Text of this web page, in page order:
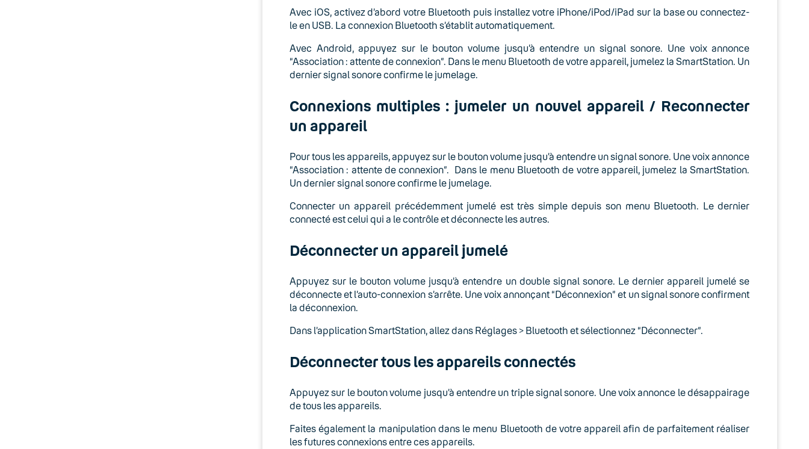
Avec iOS, activez d’abord votre Bluetooth puis installez votre iPhone/iPod/iPad sur la base ou connectez-
le en USB. La connexion Bluetooth s’établit automatiquement.
Avec Android, appuyez sur le bouton volume jusqu’à entendre un signal sonore. Une voix annonce
“Association : attente de connexion”. Dans le menu Bluetooth de votre appareil, jumelez la SmartStation. Un
dernier signal sonore confirme le jumelage.
Connexions multiples : jumeler un nouvel appareil / Reconnecter
un appareil
Pour tous les appareils, appuyez sur le bouton volume jusqu’à entendre un signal sonore. Une voix annonce
“Association : attente de connexion”. Dans le menu Bluetooth de votre appareil, jumelez la SmartStation.
Un dernier signal sonore confirme le jumelage.
Connecter un appareil précédemment jumelé est très simple depuis son menu Bluetooth. Le dernier
connecté est celui qui a le contrôle et déconnecte les autres.
Déconnecter un appareil jumelé
Appuyez sur le bouton volume jusqu’à entendre un double signal sonore. Le dernier appareil jumelé se
déconnecte et l’auto-connexion s’arrête. Une voix annonçant “Déconnexion” et un signal sonore confirment
la déconnexion.
Dans l’application SmartStation, allez dans Réglages > Bluetooth et sélectionnez “Déconnecter”.
Déconnecter tous les appareils connectés
Appuyez sur le bouton volume jusqu’à entendre un triple signal sonore. Une voix annonce le désappairage
de tous les appareils.
Faites également la manipulation dans le menu Bluetooth de votre appareil afin de parfaitement réaliser
les futures connexions entre ces appareils.